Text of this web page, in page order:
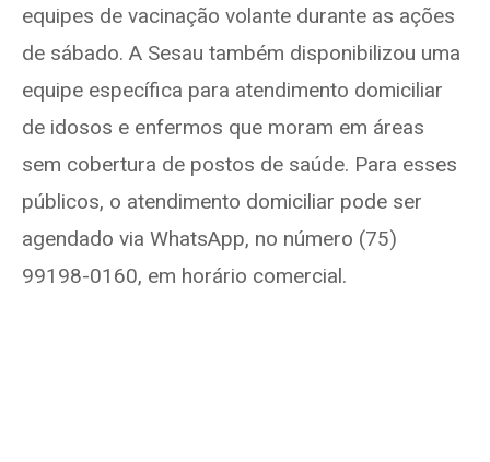
equipes de vacinação volante durante as ações
de sábado. A Sesau também disponibilizou uma
equipe específica para atendimento domiciliar
de idosos e enfermos que moram em áreas
sem cobertura de postos de saúde. Para esses
públicos, o atendimento domiciliar pode ser
agendado via WhatsApp, no número (75)
99198-0160, em horário comercial.